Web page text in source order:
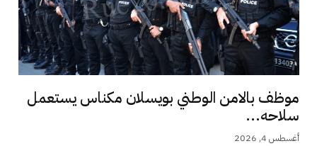
موظف بالامن الوطني بويسلان مكناس يستعمل
سلاحه...
أغسطس 4, 2026